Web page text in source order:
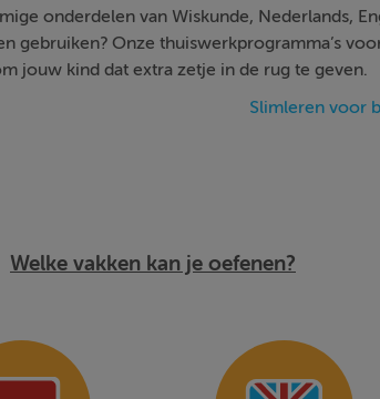
onderdelen van Wiskunde, Nederlands,
gebruiken? Onze thuiswerkprogramma’s
jouw kind dat extra zetje in de rug te geven.
Slimleren voor
Welke vakken kan je oefenen?